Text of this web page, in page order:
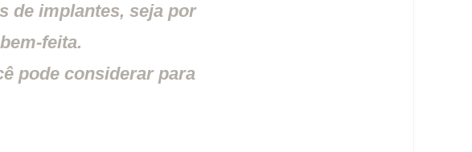
de implantes, seja por
feita.
pode considerar para